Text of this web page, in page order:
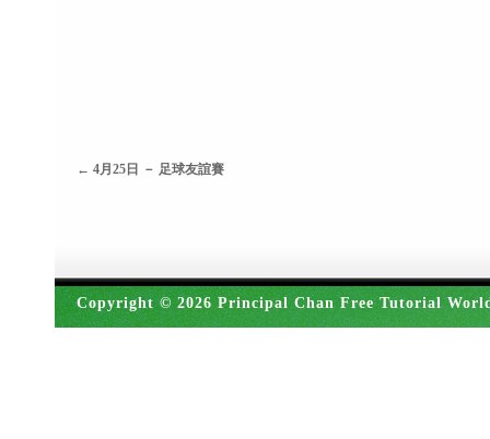
← 4月25日 － 足球友誼賽
Copyright © 2026 Principal Chan Free Tutorial